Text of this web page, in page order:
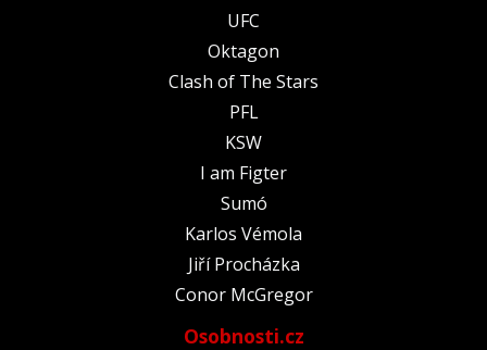
UFC
Oktagon
Clash of The Stars
PFL
KSW
I am Figter
Sumó
Karlos Vémola
Jiří Procházka
Conor McGregor
Osobnosti.cz